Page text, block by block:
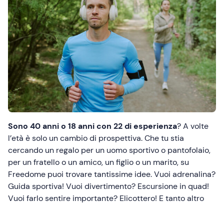
Sono 40 anni o 18 anni con 22 di esperienza? A volte
l’età è solo un cambio di prospettiva. Che tu stia
cercando un regalo per un uomo sportivo o pantofolaio,
per un fratello o un amico, un figlio o un marito, su
Freedome puoi trovare tantissime idee. Vuoi adrenalina?
Guida sportiva! Vuoi divertimento? Escursione in quad!
Vuoi farlo sentire importante? Elicottero! E tanto altro